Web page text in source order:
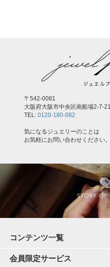
〒542-0081
大阪府大阪市中央区南船場2-7-21
TEL: 0120-180-082
気になるジュエリーのことは
お気軽にお問い合わせください。
コンテンツ一覧
会員限定サービス